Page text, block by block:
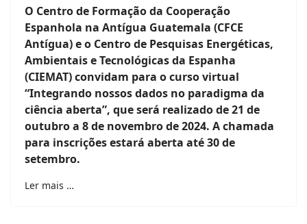
O Centro de Formação da Cooperação
Espanhola na Antígua Guatemala (CFCE
Antígua) e o Centro de Pesquisas Energéticas,
Ambientais e Tecnológicas da Espanha
(CIEMAT) convidam para o curso virtual
“Integrando nossos dados no paradigma da
ciência aberta”, que será realizado de 21 de
outubro a 8 de novembro de 2024. A chamada
para inscrições estará aberta até 30 de
setembro.
Ler mais …